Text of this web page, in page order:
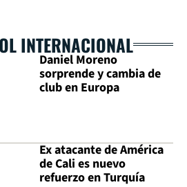
INTERNACIONAL
Daniel Moreno
sorprende y cambia de
club en Europa
Ex atacante de América
de Cali es nuevo
refuerzo en Turquía